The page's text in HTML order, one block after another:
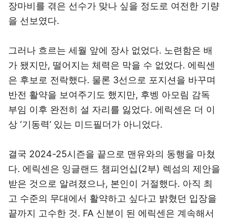
장마비를 겪은 선수가 맞나 싶을 정도로 여전한 기량
을 선보였다.
그러나 흐르는 세월 앞에 장사 없었다. 노련함은 배
가 됐지만, 떨어지는 체력은 막을 수 없었다. 에릭센
은 후보로 전락했다. 물론 3선으로 포지션을 바꾸며
반전 활약을 보여주기도 했지만, 후벵 아모림 감독
부임 이후 완전히 설 자리를 잃었다. 에릭센은 더 이
상 ‘기동력’ 있는 미드필더가 아니었다.
결국 2024-25시즌을 끝으로 맨유와의 동행을 마쳤
다. 에릭센은 잉글랜드 챔피언십(2부) 렉섬의 제안을
받은 것으로 알려졌으나, 본인이 거절했다. 아직 최
고 수준의 무대에서 활약하고 싶다고 밝혔던 입장을
끝까지 고수한 것. FA 신분이 된 에릭센은 계속해서